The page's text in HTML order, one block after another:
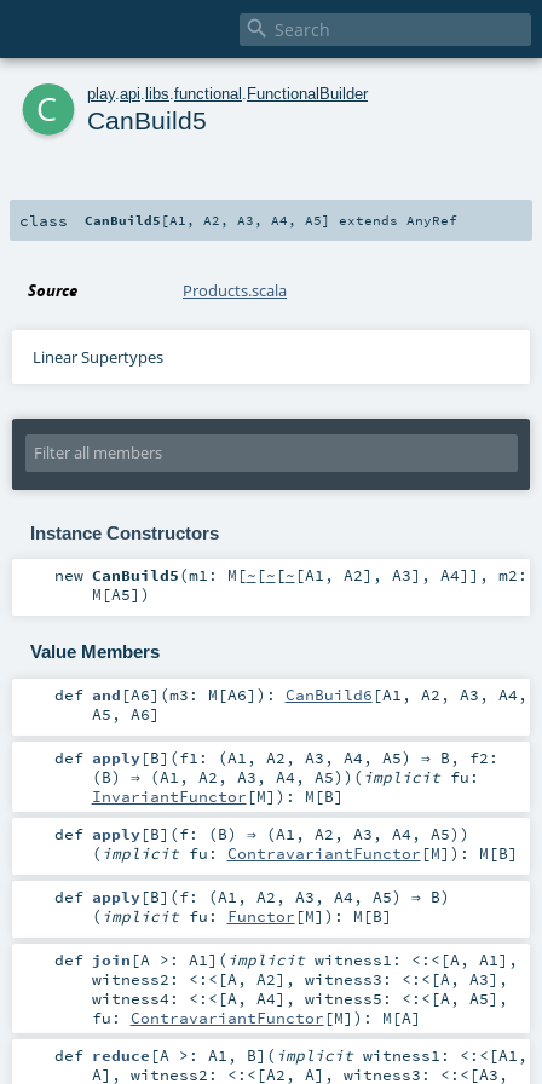

c play. api libs functional FunctionalBuilder
CanBuild5
class CanBuild5 [A1 , A2 , A3 , A4 , A5] extends AnyRef
Source Products.scala
Linear Supertypes
Instance Constructors
new CanBuild5(m1: M [~ [~ [~ [A1 , A2], A3], A4]] , m2:
M [A5] )
Value Members
def and [A6] (m3: M [A6] ) : CanBuild6 [A1 , A2 , A3 , A4 ,
A5 , A6]
def apply[B] (f1: (A1 , A2 , A3 , A4 , A5) ⇒ B , f2:
(B) ⇒ (A1 , A2 , A3 , A4 , A5) ) ( implicit fu:
InvariantFunctor [M] ) : M [B]
def apply[B] (f: (B) ⇒ (A1 , A2 , A3 , A4 , A5) )
( implicit fu: ContravariantFunctor [M] ) : M [B]
def apply[B] (f: (A1 , A2 , A3 , A4 , A5) ⇒ B)
( implicit fu: Functor [M] ) : M [B]
def join [A >: A1 ] ( implicit witness1: <:< [A , A1 ] ,
witness2: <:< [A , A2] , witness3: <:< [A , A3] ,
witness4: <:< [A , A4] , witness5: <:< [A , A5] ,
fu: ContravariantFunctor [M] ) : M [A]
def reduce [A >: A1 , B] ( implicit witness1: <:< [A1 ,
A] , witness2: <:< [A2 , A] , witness3: <:< [A3 ,